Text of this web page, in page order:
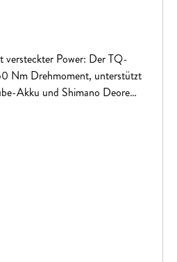
versteckter Power: Der TQ-
Nm Drehmoment, unterstützt
Akku und Shimano Deore